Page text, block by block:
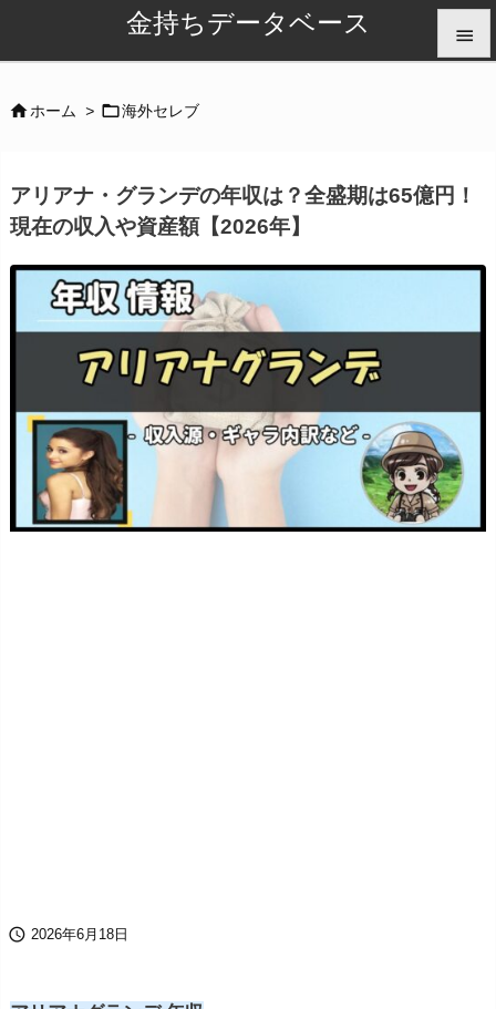
金持ちデータベース 


ホーム > 海外セレブ
アリアナ・グランデの年収は？全盛期は65億円！
現在の収入や資産額【2026年】
 2026年6月18日